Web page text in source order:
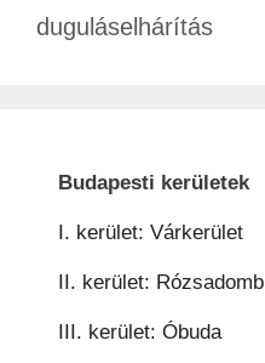
duguláselhárítás
Budapesti kerületek
I. kerület: Várkerület
II. kerület: Rózsadomb
III. kerület: Óbuda